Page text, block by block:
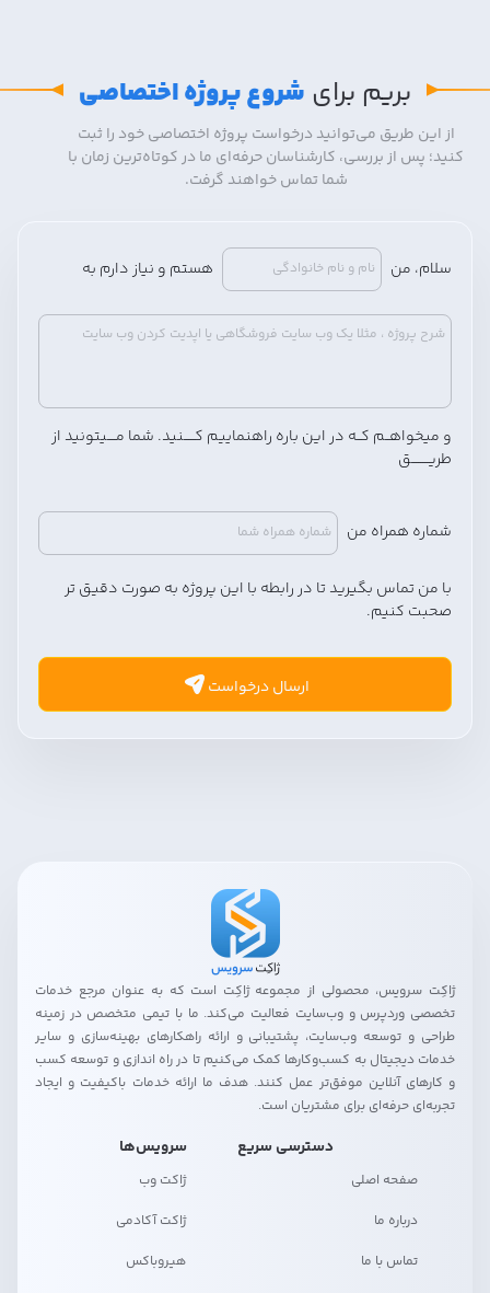
بریم برای شروع پروژه اختصاصی
از این طریق می‌توانید درخواست پروژه اختصاصی خود را ثبت
کنید؛ پس از بررسی، کارشناسان حرفه‌ای ما در کوتاه‌ترین زمان با
شما تماس خواهند گرفت.
سلام، من هستم و نیاز دارم به
و میخواهــم کــه در این باره راهنماییم کـــــنید. شما مــــیتونید از
طریــــــــق
شماره همراه من
با من تماس بگیرید تا در رابطه با این پروژه به صورت دقیق تر
صحبت کنیم.
ارسال درخواست
ژاکِت سرویس، محصولی از مجموعه ژاکِت است که به عنوان مرجع خدمات
تخصصی وردپرس و وب‌سایت فعالیت می‌کند. ما با تیمی متخصص در زمینه
طراحی و توسعه وب‌سایت، پشتیبانی و ارائه راهکارهای بهینه‌سازی و سایر
خدمات دیجیتال به کسب‌وکارها کمک می‌کنیم تا در راه اندازی و توسعه کسب
و کارهای آنلاین موفق‌تر عمل کنند. هدف ما ارائه خدمات باکیفیت و ایجاد
تجربه‌ای حرفه‌ای برای مشتریان است.
دسترسی سریع
صفحه اصلی
درباره ما
تماس با ما
سرویس‌ها
ژاکت وب
ژاکت آکادمی
هیروباکس